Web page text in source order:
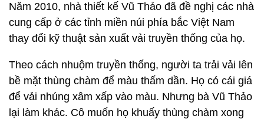
Năm 2010, nhà thiết kế Vũ Thảo đã đề nghị các nhà
cung cấp ở các tỉnh miền núi phía bắc Việt Nam
thay đổi kỹ thuật sản xuất vải truyền thống của họ.
Theo cách nhuộm truyền thống, người ta trải vải lên
bề mặt thùng chàm để màu thấm dần. Họ có cái giá
để vải nhúng xâm xấp vào màu. Nhưng bà Vũ Thảo
lại làm khác. Cô muốn họ khuấy thùng chàm xong